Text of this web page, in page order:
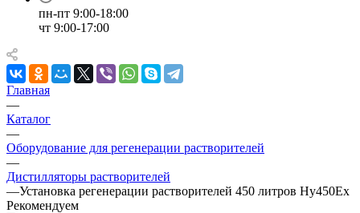
пн-пт 9:00-18:00
чт 9:00-17:00
Главная
—
Каталог
—
Оборудование для регенерации растворителей
—
Дистилляторы растворителей
—Установка регенерации растворителей 450 литров Hy450Ex
Рекомендуем